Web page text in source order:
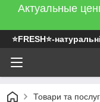
Актуальные
⭐FRESH⭐-
Товари та